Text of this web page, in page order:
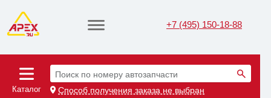
+7 (495) 150-18-88
Каталог
Поиск по номеру автозапчасти
Способ получения заказа не выбран